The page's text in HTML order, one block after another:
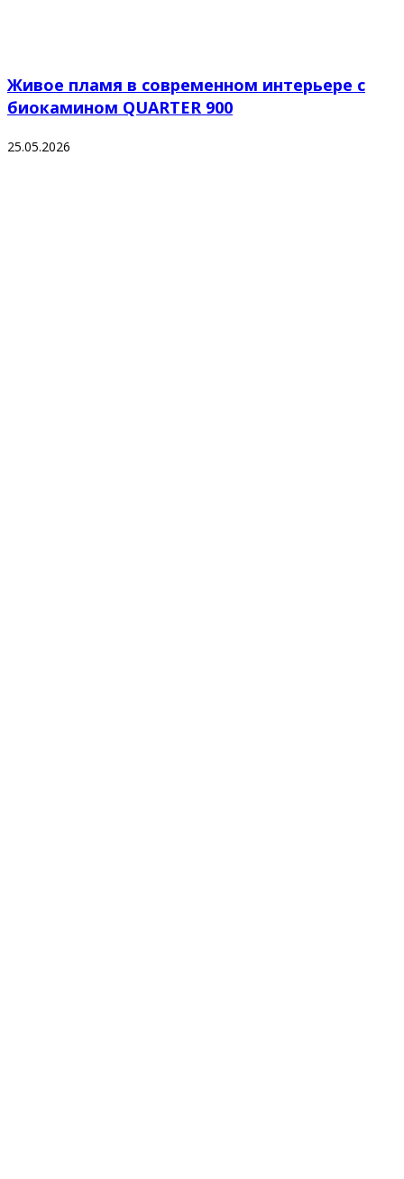
Живое пламя в современном интерьере с
биокамином QUARTER 900
25.05.2026